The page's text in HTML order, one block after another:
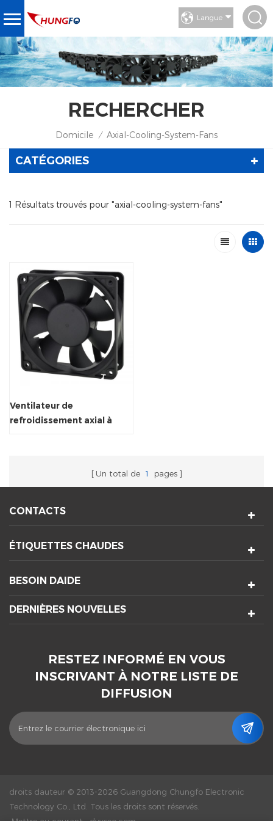
Langue
RECHERCHER
Domicile / Axial-Cooling-System-Fans
CATÉGORIES
1 Résultats trouvés pour "axial-cooling-system-fans"
Ventilateur de
refroidissement axial à
Un total de 1 pages
CONTACTS
ÉTIQUETTES CHAUDES
BESOIN DAIDE
DERNIÈRES NOUVELLES
RESTEZ INFORMÉ EN VOUS
INSCRIVANT À NOTRE LISTE DE
DIFFUSION
droits dauteur © 2013-2026 Guangdong Chungfo Electronic
Technology Co., Ltd. Tous les droits sont réservés.